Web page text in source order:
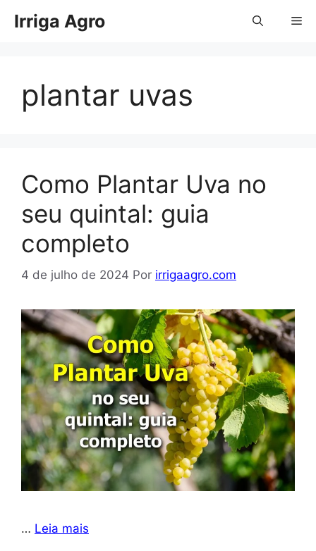
paraIrriga Agro
plantar uvas
Como Plantar Uva no
seu quintal: guia
completo
4 de julho de 2024 Por irrigaagro.com
… Leia mais